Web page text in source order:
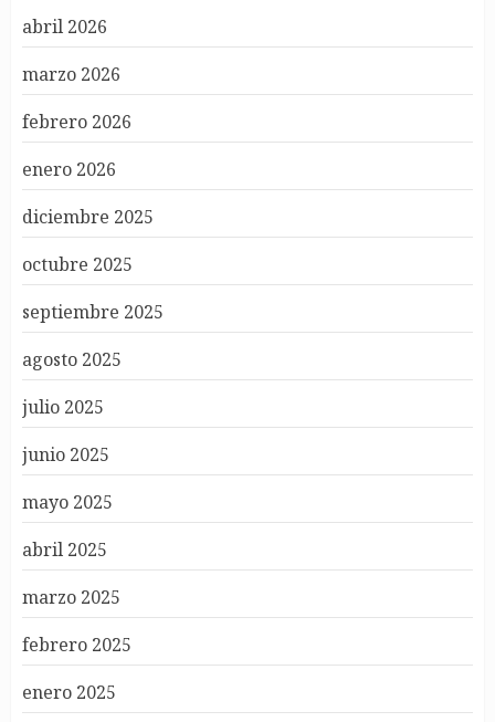
abril 2026
marzo 2026
febrero 2026
enero 2026
diciembre 2025
octubre 2025
septiembre 2025
agosto 2025
julio 2025
junio 2025
mayo 2025
abril 2025
marzo 2025
febrero 2025
enero 2025